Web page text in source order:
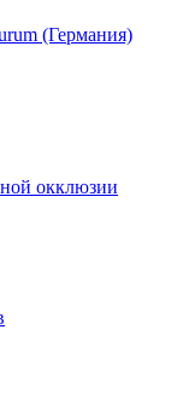
(Германия)
окклюзии